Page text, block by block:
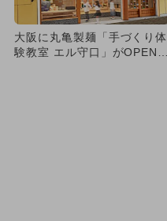
大阪に丸亀製麺「手づくり体
験教室 エル守口」がOPEN！